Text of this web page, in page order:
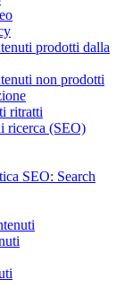
prodotti dalla
non prodotti
ritratti
ricerca (SEO)
SEO: Search